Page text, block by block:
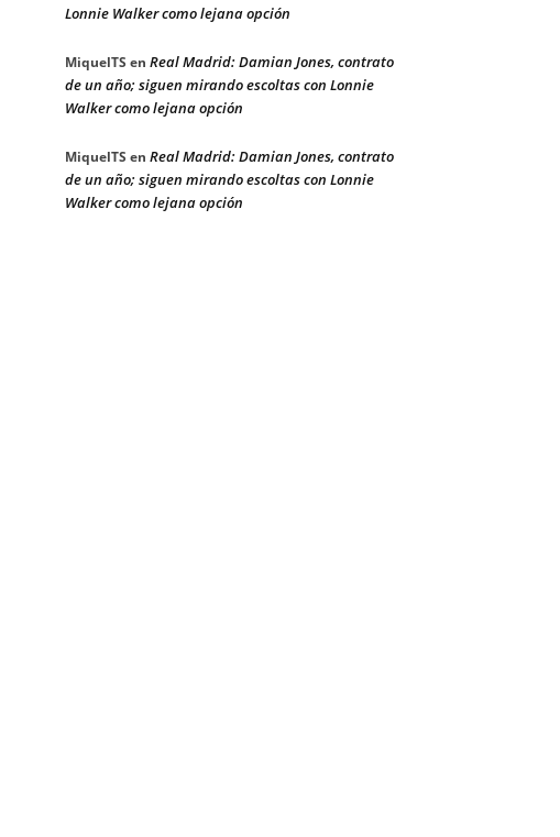
Lonnie Walker como lejana opción
MiquelTS en Real Madrid: Damian Jones, contrato
de un año; siguen mirando escoltas con Lonnie
Walker como lejana opción
MiquelTS en Real Madrid: Damian Jones, contrato
de un año; siguen mirando escoltas con Lonnie
Walker como lejana opción